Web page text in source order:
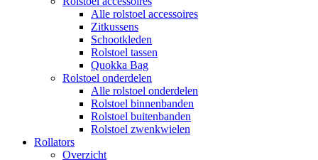
Alle rolstoel accessoires
Zitkussens
Schootkleden
Rolstoel tassen
Quokka Bag
Rolstoel onderdelen
Alle rolstoel onderdelen
Rolstoel binnenbanden
Rolstoel buitenbanden
Rolstoel zwenkwielen
Rollators
Overzicht